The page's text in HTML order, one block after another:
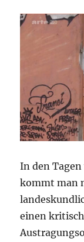
In den Tagen
kommt man
einen